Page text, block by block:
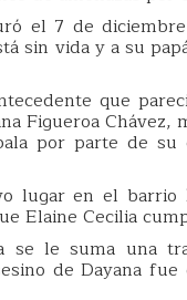
el 7 de
sin vida y a su
que
Figueroa Chávez,
por parte de
lugar en el barrio
Elaine Cecilia
le suma una
de Dayana